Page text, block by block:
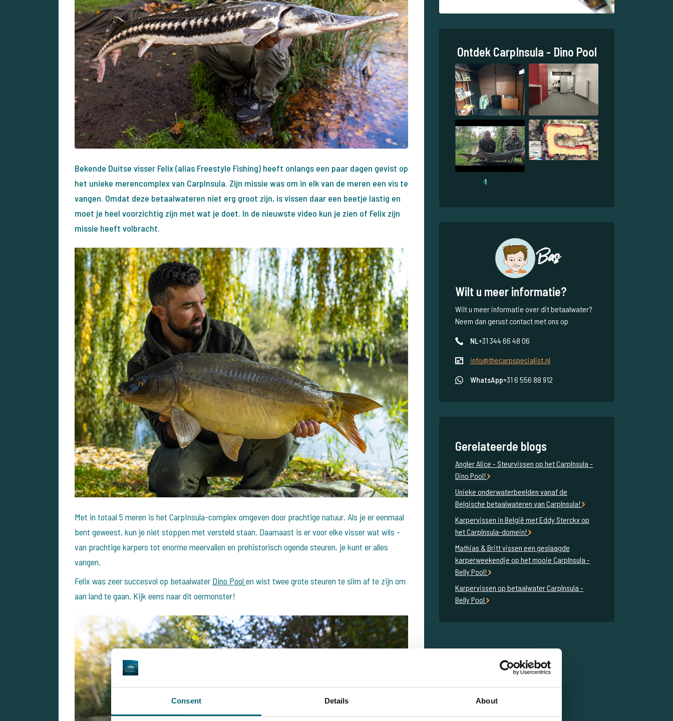
Consent Details About
Bekende Duitse visser Felix (alias Freestyle Fishing) heeft onlangs een paar dagen gevist op
het unieke merencomplex van CarpInsula. Zijn missie was om in elk van de meren een vis te
vangen. Omdat deze betaalwateren niet erg groot zijn, is vissen daar een beetje lastig en
moet je heel voorzichtig zijn met wat je doet. In de nieuwste video kun je zien of Felix zijn
missie heeft volbracht.
Met in totaal 5 meren is het CarpInsula-complex omgeven door prachtige natuur. Als je er eenmaal
bent geweest, kun je niet stoppen met versteld staan. Daarnaast is er voor elke visser wat wils -
van prachtige karpers tot enorme meervallen en prehistorisch ogende steuren, je kunt er alles
vangen.
Felix was zeer succesvol op betaalwater Dino Pool en wist twee grote steuren te slim af te zijn om
aan land te gaan. Kijk eens naar dit oermonster!
Ontdek CarpInsula - Dino Pool
1
Bas
Wilt u meer informatie?
Wilt u meer informatie over dit betaalwater?
Neem dan gerust contact met ons op
NL +31 344 66 48 06
info@thecarpspecialist.nl
WhatsApp+31 6 556 88 912
Gerelateerde blogs
Angler Alice - Steurvissen op het CarpInsula -
Dino Pool!
Unieke onderwaterbeelden vanaf de
Belgische betaalwateren van CarpInsula!
Karpervissen in België met Eddy Sterckx op
het CarpInsula-domein!
Mathias & Britt vissen een geslaagde
karperweekendje op het mooie CarpInsula -
Belly Pool!
Karpervissen op betaalwater CarpInsula -
Belly Pool